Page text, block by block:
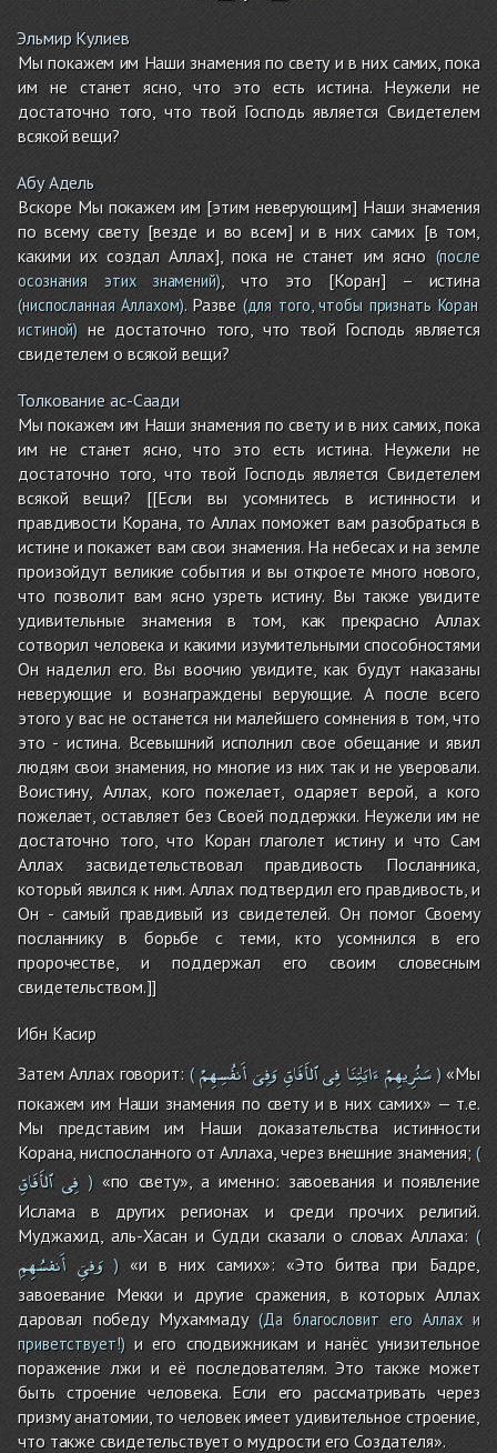
Эльмир Кулиев
Мы покажем им Наши знамения по свету и в них самих, пока
им не станет ясно, что это есть истина. Неужели не
достаточно того, что твой Господь является Свидетелем
всякой вещи?
Абу Адель
Вскоре Мы покажем им [этим неверующим] Наши знамения
по всему свету [везде и во всем] и в них самих [в том,
какими их создал Аллах], пока не станет им ясно (после
осознания этих знамений), что это [Коран] – истина
(ниспосланная Аллахом). Разве(для того, чтобы признать Коран
истиной) не достаточно того, что твой Господь является
свидетелем о всякой вещи?
Толкование ас-Саади
Мы покажем им Наши знамения по свету и в них самих, пока
им не станет ясно, что это есть истина. Неужели не
достаточно того, что твой Господь является Свидетелем
всякой вещи? [[Если вы усомнитесь в истинности и
правдивости Корана, то Аллах поможет вам разобраться в
истине и покажет вам свои знамения. На небесах и на земле
произойдут великие события и вы откроете много нового,
что позволит вам ясно узреть истину. Вы также увидите
удивительные знамения в том, как прекрасно Аллах
сотворил человека и какими изумительными способностями
Он наделил его. Вы воочию увидите, как будут наказаны
неверующие и вознаграждены верующие. А после всего
этого у вас не останется ни малейшего сомнения в том, что
это - истина. Всевышний исполнил свое обещание и явил
людям свои знамения, но многие из них так и не уверовали.
Воистину, Аллах, кого пожелает, одаряет верой, а кого
пожелает, оставляет без Своей поддержки. Неужели им не
достаточно того, что Коран глаголет истину и что Сам
Аллах засвидетельствовал правдивость Посланника,
который явился к ним. Аллах подтвердил его правдивость, и
Он - самый правдивый из свидетелей. Он помог Своему
посланнику в борьбе с теми, кто усомнился в его
пророчестве, и поддержал его своим словесным
свидетельством.]]
Ибн Касир
Затем Аллах говорит:( سَنُرِيهِمْءَايَٰتِنَافِىٱلأَفَاقِوَفِىۤأَنفُسِهِمْ )«Мы
покажем им Наши знамения по свету и в них самих» — т.е.
Мы представим им Наши доказательства истинности
Корана, ниспосланного от Аллаха, через внешние знамения; (
فِى ٱلأَفَاقِ )«по свету», а именно: завоевания и появление
Ислама в других регионах и среди прочих религий.
Муджахид, аль-Хасан и Судди сказали о словах Аллаха: (
وَفىِۤ أَنفسُهِمِ )«и в них самих»: «Это битва при Бадре,
завоевание Мекки и другие сражения, в которых Аллах
даровал победу Мухаммаду(Да благословит его Аллах и
приветствует!)и его сподвижникам и нанёс унизительное
поражение лжи и её последователям. Это также может
быть строение человека. Если его рассматривать через
призму анатомии, то человек имеет удивительное строение,
что также свидетельствует о мудрости его Создателя».